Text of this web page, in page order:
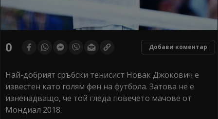
0 Добави коментар
Най-добрият сръбски тенисист Новак Джокович е
известен като голям фен на футбола. Затова не е
изненадващо, че той гледа повечето мачове от
Мондиал 2018.